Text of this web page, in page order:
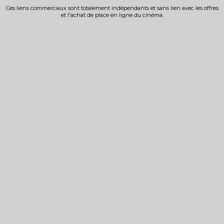
Ces liens commerciaux sont totalement indépendants et sans lien avec les offres
et l'achat de place en ligne du cinéma.